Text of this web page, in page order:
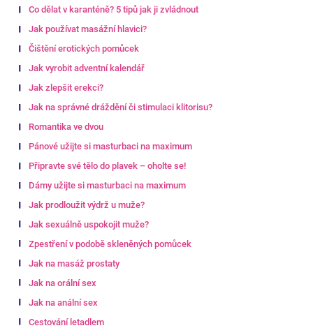
Co dělat v karanténě? 5 tipů jak ji zvládnout
Jak používat masážní hlavici?
Čištění erotických pomůcek
Jak vyrobit adventní kalendář
Jak zlepšit erekci?
Jak na správné dráždění či stimulaci klitorisu?
Romantika ve dvou
Pánové užijte si masturbaci na maximum
Připravte své tělo do plavek – oholte se!
Dámy užijte si masturbaci na maximum
Jak prodloužit výdrž u muže?
Jak sexuálně uspokojit muže?
Zpestření v podobě skleněných pomůcek
Jak na masáž prostaty
Jak na orální sex
Jak na anální sex
Cestování letadlem